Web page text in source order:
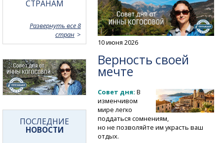
10 июня 2026
Верность своей
мечте
Совет дня: В
изменчивом
мире легко
поддаться сомнениям,
но не позволяйте им украсть ваш
отдых.
СТРАНАМ
Развернуть все 8
стран
ПОСЛЕДНИЕ
НОВОСТИ